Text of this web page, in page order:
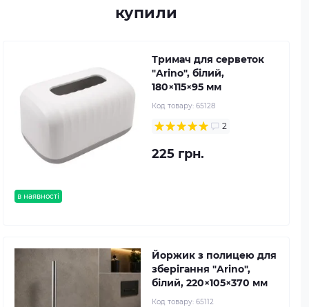
купили
в наявності
Тримач для серветок
"Arino", білий,
180×115×95 мм
Код товару: 65128
2
225 грн.
Йоржик з полицею для
зберігання "Arino",
білий, 220×105×370 мм
Код товару: 65112